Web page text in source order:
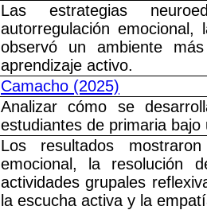
Las estrategias
autorregulación
observó un ambiente
aprendizaje activo.
Camacho (2025)
Analizar cómo se
estudiantes de primaria
Los resultados
emocional, la resolución
actividades grupales
la escucha activa y la